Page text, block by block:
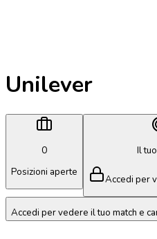
Unilever
0
Posizioni aperte
Il
Accedi per
Accedi per vedere il tuo match e